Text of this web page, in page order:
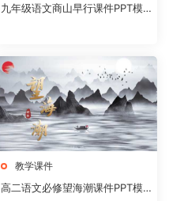
九年级语文商山早行课件PPT模
教学课件
高二语文必修望海潮课件PPT模